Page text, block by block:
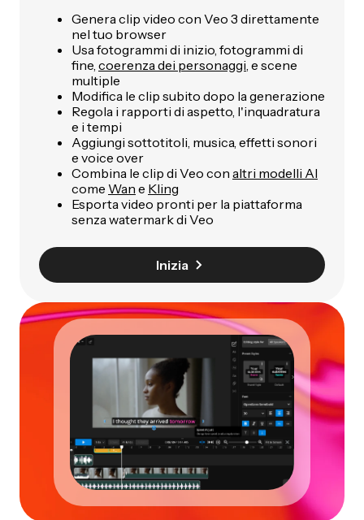
Genera clip video con Veo 3 direttamente
nel tuo browser
Usa fotogrammi di inizio, fotogrammi di
fine, coerenza dei personaggi, e scene
multiple
Modifica le clip subito dopo la generazione
Regola i rapporti di aspetto, l'inquadratura
e i tempi
Aggiungi sottotitoli, musica, effetti sonori
e voice over
Combina le clip di Veo con altri modelli AI
come Wan e Kling
Esporta video pronti per la piattaforma
senza watermark di Veo
Inizia